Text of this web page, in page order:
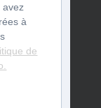
avez
à
de